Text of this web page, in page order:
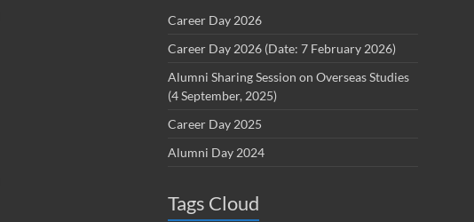
Career Day 2026
Career Day 2026 (Date: 7 February 2026)
Alumni Sharing Session on Overseas Studies
(4 September, 2025)
Career Day 2025
Alumni Day 2024
Tags Cloud